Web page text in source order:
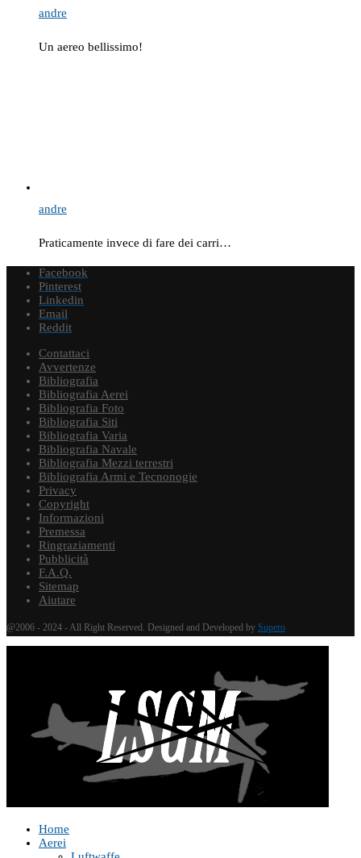
andre
Un aereo bellissimo!
andre
Praticamente invece di fare dei carri…
Facebook
Pinterest
Linkedin
Email
Reddit
Contattaci
Avvertenze
Bibliografia
Bibliografia Aerei
Bibliografia Foto
Bibliografia Siti
Bibliografia Varia
Bibliografia Navale
Bibliografia Mezzi terrestri
Bibliografia Armi e Tecnonogie
Privacy
Copyright
Informazioni
Premessa
Ringraziamenti
Pubblicità
F.A.Q.
Sitemap
Aiutare
@2006 - 2024 - All Right Reserved. Designed and Developed by Supero
Home
Aerei